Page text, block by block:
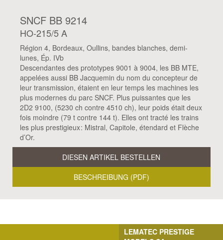
SNCF BB 9214
HO-215/5 A
Région 4, Bordeaux, Oullins, bandes blanches, demi-
lunes, Ép. IVb
Descendantes des prototypes 9001 à 9004, les BB MTE,
appelées aussi BB Jacquemin du nom du concepteur de
leur transmission, étaient en leur temps les machines les
plus modernes du parc SNCF. Plus puissantes que les
2D2 9100, (5230 ch contre 4510 ch), leur poids était deux
fois moindre (79 t contre 144 t). Elles ont tracté les trains
les plus prestigieux : Mistral, Capitole, étendard et Flèche
d’Or.
DIESEN ARTIKEL BESTELLEN
BESCHREIBUNG (PDF)
LEMATEC PRESTIGE